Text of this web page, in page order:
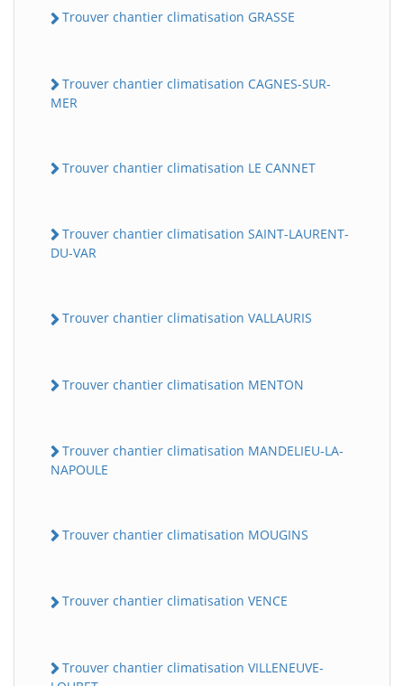
Trouver chantier climatisation GRASSE
Trouver chantier climatisation CAGNES-SUR-
MER
Trouver chantier climatisation LE CANNET
Trouver chantier climatisation SAINT-LAURENT-
DU-VAR
Trouver chantier climatisation VALLAURIS
Trouver chantier climatisation MENTON
Trouver chantier climatisation MANDELIEU-LA-
NAPOULE
Trouver chantier climatisation MOUGINS
Trouver chantier climatisation VENCE
Trouver chantier climatisation VILLENEUVE-